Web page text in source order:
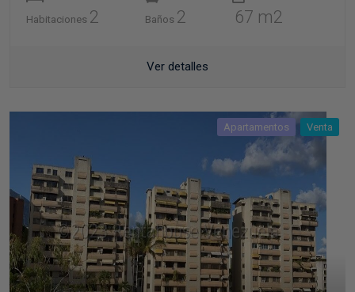
Habitaciones 2 Baños 2 67 m2
Ver detalles
Apartamentos Venta